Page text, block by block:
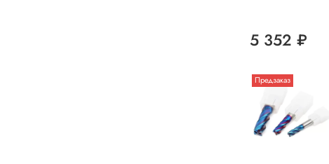
5 352 ₽
Предзаказ